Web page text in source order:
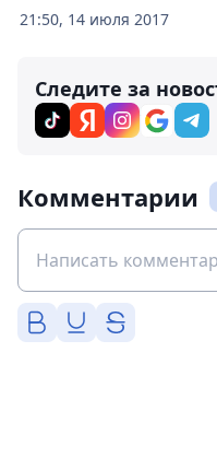
21:50, 14 июля 2017
Следите за
Комментарии